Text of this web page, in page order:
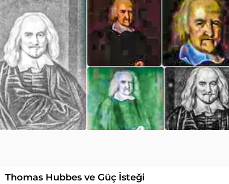
Thomas Hubbes ve Güç İsteği